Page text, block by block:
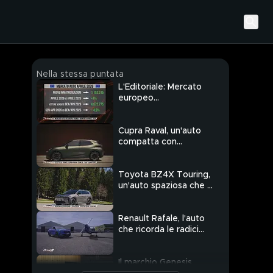
Nella stessa puntata
L'Editoriale: Mercato
europeo
aprile
Cupra Raval, un'auto
compatta con
Toyota BZ4X Touring,
un'auto spaziosa che si
Renault Rafale, l'auto
che ricorda le radici
Il marchio Genesis